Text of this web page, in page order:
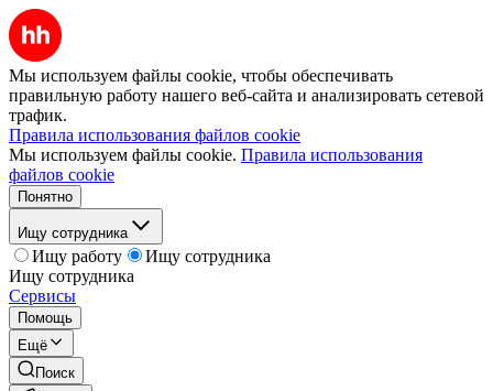
Мы используем файлы cookie, чтобы обеспечивать
правильную работу нашего веб-сайта и анализировать сетевой
трафик.
Правила использования файлов cookie
Мы используем файлы cookie. Правила использования
файлов cookie
Понятно
Ищу сотрудника
Ищу работу
Ищу сотрудника
Ищу сотрудника
Сервисы
Помощь
Ещё
Поиск